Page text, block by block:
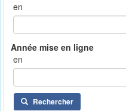
en
en
Rechercher